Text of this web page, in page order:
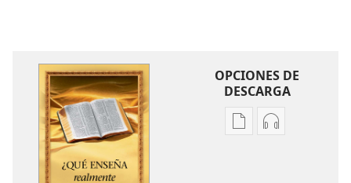
OPCIONES DE
DESCARGA
OpcionesOpciones